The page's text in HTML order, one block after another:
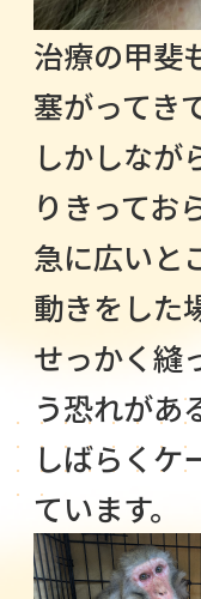
治療の甲斐
塞がってき
しかしなが
りきってお
急に広いと
動きをした
せっかく縫
う恐れがあ
しばらくケ
ています。